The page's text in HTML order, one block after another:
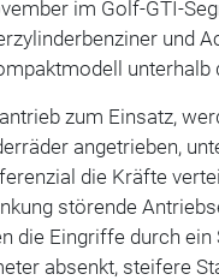
im Golf-GTI-
und
unterhalb
zum Einsatz,
angetrieben,
die Kräfte
störende
die Eingriffe durch ein
absenkt, steifere